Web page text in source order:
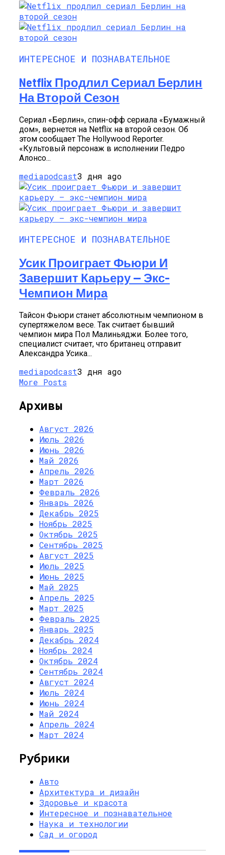
ИНТЕРЕСНОЕ И ПОЗНАВАТЕЛЬНОЕ
Netflix Продлил Сериал Берлин
На Второй Сезон
Сериал «Берлин», спин-офф сериала «Бумажный
дом», вернется на Netflix на второй сезон. Об
этом сообщает The Hollywood Reporter.
«Культовый персонаж в исполнении Педро
Алонсо...
mediapodcast3 дня ago
ИНТЕРЕСНОЕ И ПОЗНАВАТЕЛЬНОЕ
Усик Проиграет Фьюри И
Завершит Карьеру — Экс-
Чемпион Мира
Тайсон Фьюри станет абсолютным чемпионом в
супертяжелом весе. Так считает бывший
чемпион мира Пол Малиньяджи. Более того,
специалист считает, что британец отправит
Александра Усика...
mediapodcast3 дня ago
More Posts
Архивы
Август 2026
Июль 2026
Июнь 2026
Май 2026
Апрель 2026
Март 2026
Февраль 2026
Январь 2026
Декабрь 2025
Ноябрь 2025
Октябрь 2025
Сентябрь 2025
Август 2025
Июль 2025
Июнь 2025
Май 2025
Апрель 2025
Март 2025
Февраль 2025
Январь 2025
Декабрь 2024
Ноябрь 2024
Октябрь 2024
Сентябрь 2024
Август 2024
Июль 2024
Июнь 2024
Май 2024
Апрель 2024
Март 2024
Рубрики
Авто
Архитектура и дизайн
Здоровье и красота
Интересное и познавательное
Наука и технологии
Сад и огород